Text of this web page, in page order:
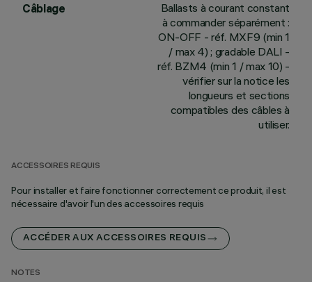
Câblage
Ballasts à courant constant
à commander séparément :
ON-OFF - réf. MXF9 (min 1
/ max 4) ; gradable DALI -
réf. BZM4 (min 1 / max 10) -
vérifier sur la notice les
longueurs et sections
compatibles des câbles à
utiliser.
ACCESSOIRES REQUIS
Pour installer et faire fonctionner correctement ce produit, il est
nécessaire d'avoir l'un des accessoires requis
ACCÉDER AUX ACCESSOIRES REQUIS
NOTES